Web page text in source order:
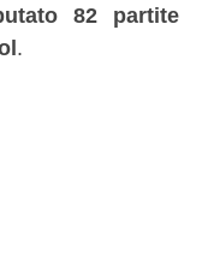
82 partite
.